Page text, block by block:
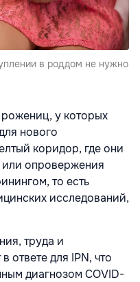
в роддом не нужно
у которых
нового
коридор, где они
или опровержения
то есть
исследований,
труда и
ответе для IPN, что
диагнозом COVID-